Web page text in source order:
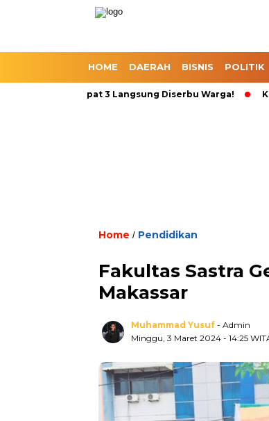
HOME DAERAH BISNIS POLITIK
Beli 1 Dapat 3 Langsung Diserbu Warga!
Home / Pendidikan
Fakultas Sastra
Makassar
Muhammad Yusuf - Admin
Minggu, 3 Maret 2024 - 14:25